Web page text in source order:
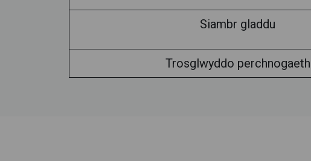
Siambr gladdu
Trosglwyddo perchnogaeth